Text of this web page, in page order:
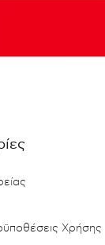
Χρήσης